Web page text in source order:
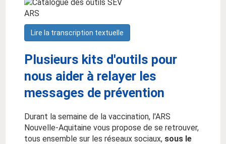
Lire la transcription textuelle
Plusieurs kits d'outils pour
nous aider à relayer les
messages de prévention
Durant la semaine de la vaccination, l'ARS
Nouvelle-Aquitaine vous propose de se retrouver,
tous ensemble sur les réseaux sociaux, sous le